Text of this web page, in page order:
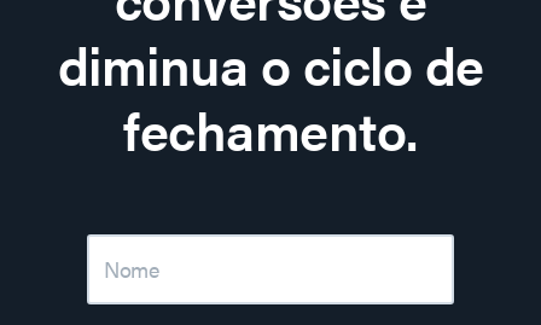
diminua o ciclo de
fechamento.